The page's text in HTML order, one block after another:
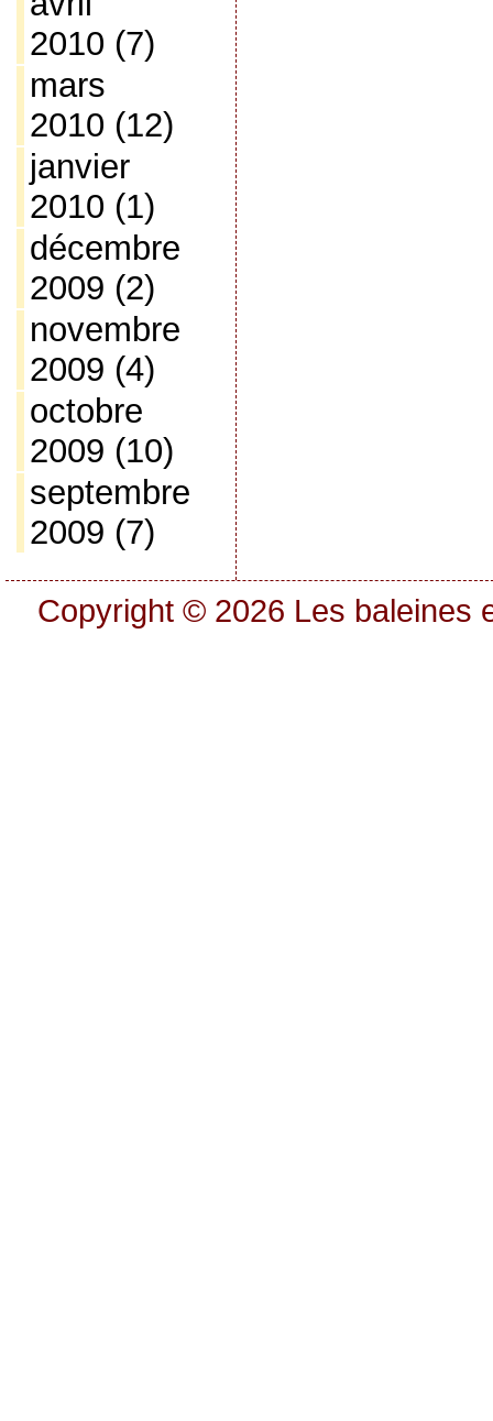
2010 (7)
mars
2010 (12)
janvier
2010 (1)
décembre
2009 (2)
novembre
2009 (4)
octobre
2009 (10)
septembre
2009 (7)
Copyright © 2026 Les baleines